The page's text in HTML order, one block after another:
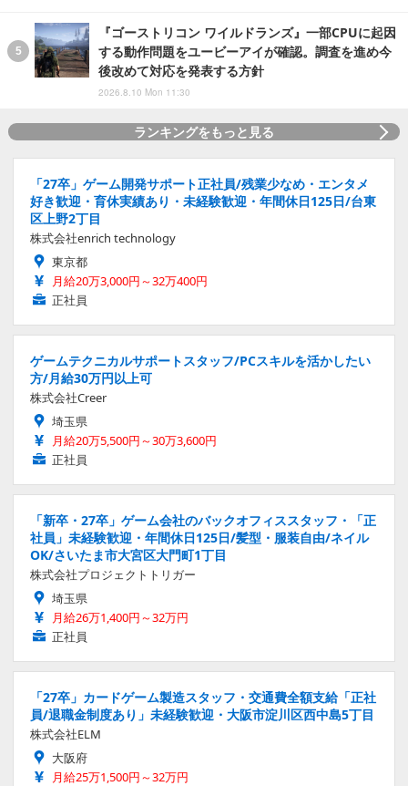
『ゴーストリコン ワイルドランズ』一部CPUに起因
する動作問題をユービーアイが確認。調査を進め今
後改めて対応を発表する方針
2026.8.10 Mon 11:30
ランキングをもっと見る
「27卒」ゲーム開発サポート正社員/残業少なめ・エンタメ
好き歓迎・育休実績あり・未経験歓迎・年間休日125日/台東
区上野2丁目
株式会社enrich technology
東京都
月給20万3,000円～32万400円
正社員
ゲームテクニカルサポートスタッフ/PCスキルを活かしたい
方/月給30万円以上可
株式会社Creer
埼玉県
月給20万5,500円～30万3,600円
正社員
「新卒・27卒」ゲーム会社のバックオフィススタッフ・「正
社員」未経験歓迎・年間休日125日/髪型・服装自由/ネイル
OK/さいたま市大宮区大門町1丁目
株式会社プロジェクトトリガー
埼玉県
月給26万1,400円～32万円
正社員
「27卒」カードゲーム製造スタッフ・交通費全額支給「正社
員/退職金制度あり」未経験歓迎・大阪市淀川区西中島5丁目
株式会社ELM
大阪府
月給25万1,500円～32万円